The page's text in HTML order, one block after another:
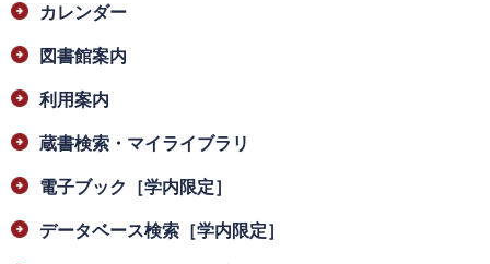
文
カレンダー
図書館案内
利用案内
蔵書検索・マイライブラリ
電子ブック［学内限定］
データベース検索［学内限定］